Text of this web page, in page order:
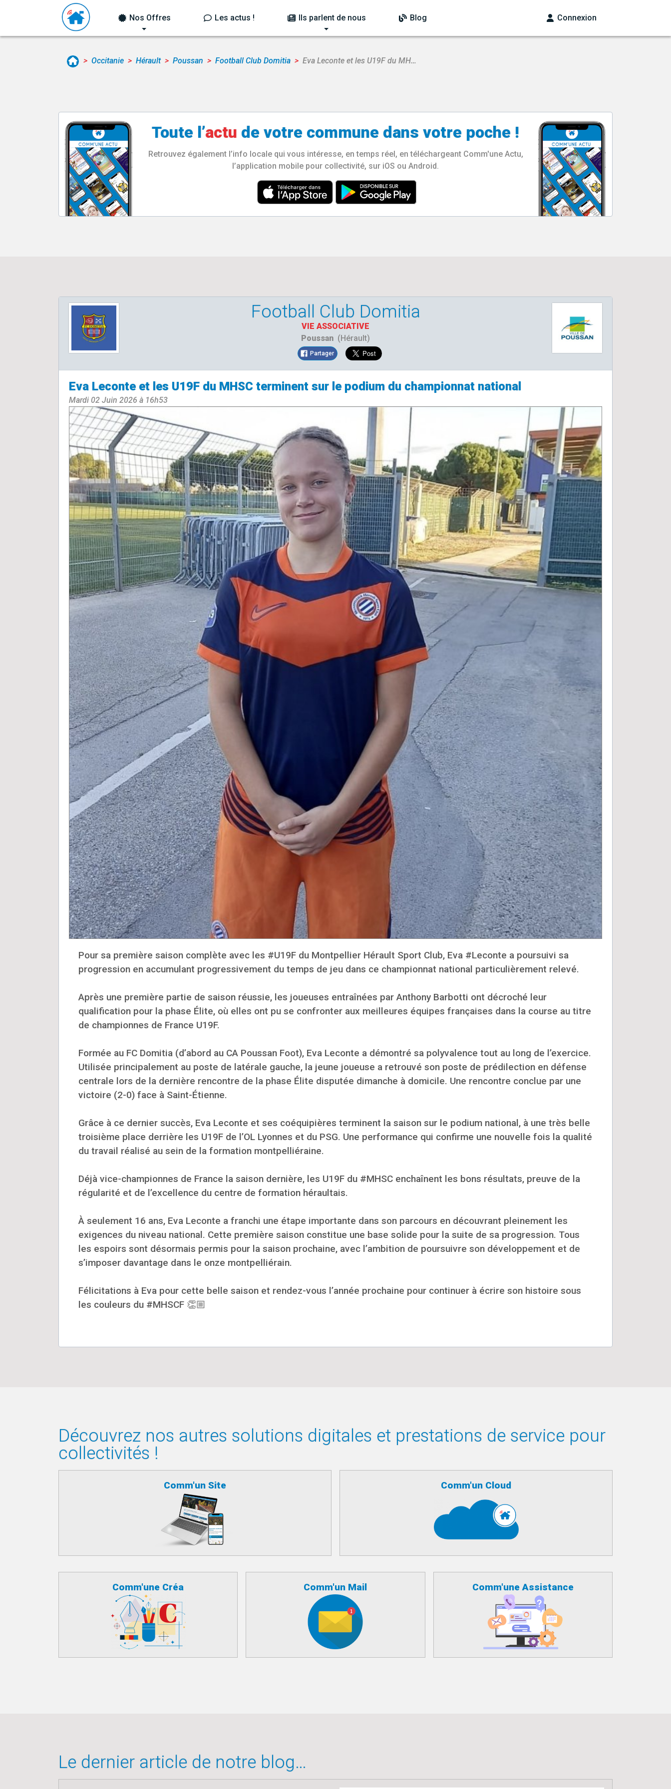
Nos Offres Les actus ! Ils parlent de nous Blog Connexion
Occitanie Hérault Poussan Football Club Domitia Eva Leconte et les U19F du MH…
Toute l’actu de votre commune dans votre poche !
Retrouvez également l’info locale qui vous intéresse, en temps réel, en téléchargeant Comm'une Actu,
l’application mobile pour collectivité, sur iOS ou Android.
Football Club Domitia
VIE ASSOCIATIVE
Poussan (Hérault)
Partager
Eva Leconte et les U19F du MHSC terminent sur le podium du championnat national
Mardi 02 Juin 2026 à 16h53
Pour sa première saison complète avec les #U19F du Montpellier Hérault Sport Club, Eva #Leconte a poursuivi sa
progression en accumulant progressivement du temps de jeu dans ce championnat national particulièrement relevé.
Après une première partie de saison réussie, les joueuses entraînées par Anthony Barbotti ont décroché leur
qualification pour la phase Élite, où elles ont pu se confronter aux meilleures équipes françaises dans la course au titre
de championnes de France U19F.
Formée au FC Domitia (d’abord au CA Poussan Foot), Eva Leconte a démontré sa polyvalence tout au long de l’exercice.
Utilisée principalement au poste de latérale gauche, la jeune joueuse a retrouvé son poste de prédilection en défense
centrale lors de la dernière rencontre de la phase Élite disputée dimanche à domicile. Une rencontre conclue par une
victoire (2-0) face à Saint-Étienne.
Grâce à ce dernier succès, Eva Leconte et ses coéquipières terminent la saison sur le podium national, à une très belle
troisième place derrière les U19F de l’OL Lyonnes et du PSG. Une performance qui confirme une nouvelle fois la qualité
du travail réalisé au sein de la formation montpelliéraine.
Déjà vice-championnes de France la saison dernière, les U19F du #MHSC enchaînent les bons résultats, preuve de la
régularité et de l’excellence du centre de formation héraultais.
À seulement 16 ans, Eva Leconte a franchi une étape importante dans son parcours en découvrant pleinement les
exigences du niveau national. Cette première saison constitue une base solide pour la suite de sa progression. Tous
les espoirs sont désormais permis pour la saison prochaine, avec l’ambition de poursuivre son développement et de
s’imposer davantage dans le onze montpelliérain.
Félicitations à Eva pour cette belle saison et rendez-vous l’année prochaine pour continuer à écrire son histoire sous
les couleurs du #MHSCF 👏🏼
Découvrez nos autres solutions digitales et prestations de service pour
collectivités !
Comm'un Site Comm'un Cloud
Comm'une Créa Comm'un Mail Comm'une Assistance
Le dernier article de notre blog…